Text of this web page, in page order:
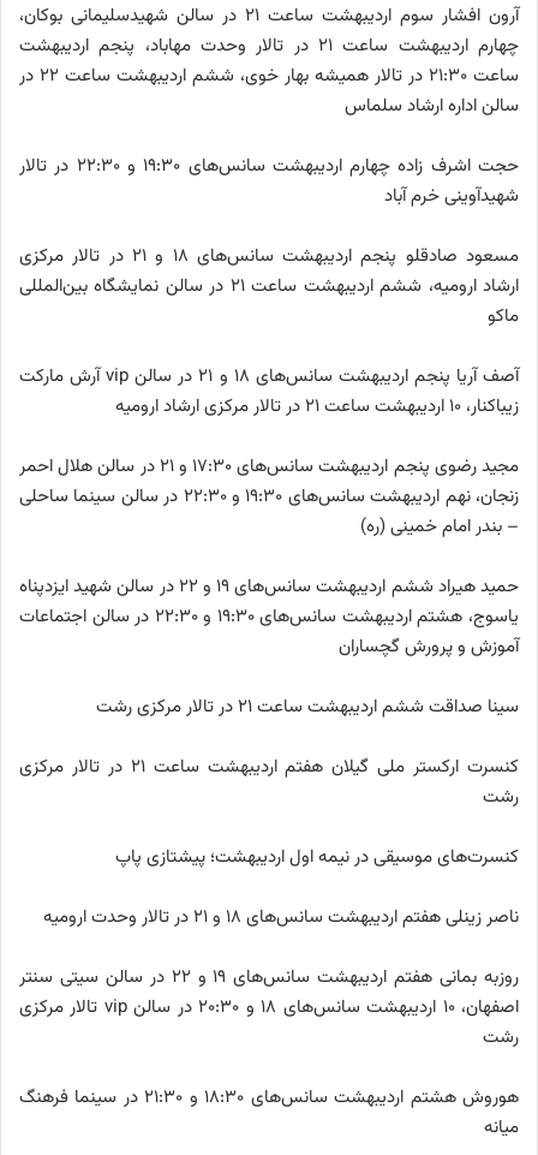
آرون افشار سوم اردیبهشت ساعت ۲۱ در سالن شهیدسلیمانی بوکان،
چهارم اردیبهشت ساعت ۲۱ در تالار وحدت مهاباد، پنجم اردیبهشت
ساعت ۲۱:۳۰ در تالار همیشه بهار خوی، ششم اردیبهشت ساعت ۲۲ در
سالن اداره ارشاد سلماس
حجت اشرف زاده چهارم اردیبهشت سانس‌های ۱۹:۳۰ و ۲۲:۳۰ در تالار
شهیدآوینی خرم آباد
مسعود صادقلو پنجم اردیبهشت سانس‌های ۱۸ و ۲۱ در تالار مرکزی
ارشاد ارومیه، ششم اردیبهشت ساعت ۲۱ در سالن نمایشگاه بین‌المللی
ماکو
آصف آریا پنجم اردیبهشت سانس‌های ۱۸ و ۲۱ در سالن vip آرش مارکت
زیباکنار، ۱۰ اردیبهشت ساعت ۲۱ در تالار مرکزی ارشاد ارومیه
مجید رضوی پنجم اردیبهشت سانس‌های ۱۷:۳۰ و ۲۱ در سالن هلال احمر
زنجان، نهم اردیبهشت سانس‌های ۱۹:۳۰ و ۲۲:۳۰ در سالن سینما ساحلی
– بندر امام خمینی (ره)
حمید هیراد ششم اردیبهشت سانس‌های ۱۹ و ۲۲ در سالن شهید ایزدپناه
یاسوج، هشتم اردیبهشت سانس‌های ۱۹:۳۰ و ۲۲:۳۰ در سالن اجتماعات
آموزش و پرورش گچساران
سینا صداقت ششم اردیبهشت ساعت ۲۱ در تالار مرکزی رشت
کنسرت ارکستر ملی گیلان هفتم اردیبهشت ساعت ۲۱ در تالار مرکزی
رشت
کنسرت‌های موسیقی در نیمه اول اردیبهشت؛ پیشتازی پاپ
ناصر زینلی هفتم اردیبهشت سانس‌های ۱۸ و ۲۱ در تالار وحدت ارومیه
روزبه بمانی هفتم اردیبهشت سانس‌های ۱۹ و ۲۲ در سالن سیتی سنتر
اصفهان، ۱۰ اردیبهشت سانس‌های ۱۸ و ۲۰:۳۰ در سالن vip تالار مرکزی
رشت
هوروش هشتم اردیبهشت سانس‌های ۱۸:۳۰ و ۲۱:۳۰ در سینما فرهنگ
میانه